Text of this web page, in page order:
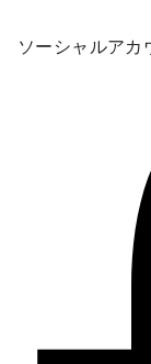
ソーシャルアカ